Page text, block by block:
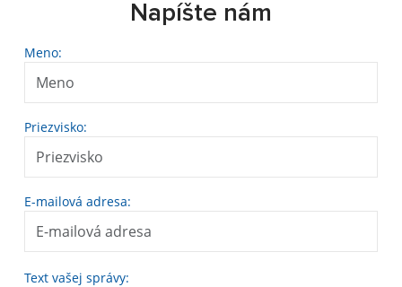
Napíšte nám
Meno:
Priezvisko:
E-mailová adresa:
Text vašej správy: